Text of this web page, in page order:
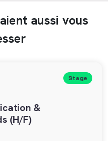
aussi vous
Stage
&
(H/F)